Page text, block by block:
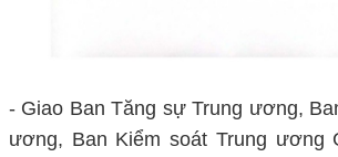
- Giao Ban Tăng sự Trung ương,
ương, Ban Kiểm soát Trung ương